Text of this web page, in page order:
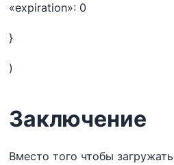
«expiration»: 0
}
)
Заключение
Вместо того чтобы